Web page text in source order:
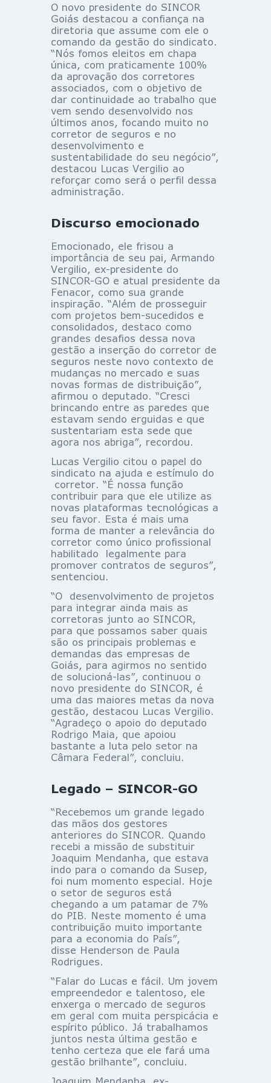
O novo presidente do SINCOR
Goiás destacou a confiança na
diretoria que assume com ele o
comando da gestão do sindicato.
“Nós fomos eleitos em chapa
única, com praticamente 100%
da aprovação dos corretores
associados, com o objetivo de
dar continuidade ao trabalho que
vem sendo desenvolvido nos
últimos anos, focando muito no
corretor de seguros e no
desenvolvimento e
sustentabilidade do seu negócio”,
destacou Lucas Vergilio ao
reforçar como será o perfil dessa
administração.
Discurso emocionado
Emocionado, ele frisou a
importância de seu pai, Armando
Vergilio, ex-presidente do
SINCOR-GO e atual presidente da
Fenacor, como sua grande
inspiração. “Além de prosseguir
com projetos bem-sucedidos e
consolidados, destaco como
grandes desafios dessa nova
gestão a inserção do corretor de
seguros neste novo contexto de
mudanças no mercado e suas
novas formas de distribuição”,
afirmou o deputado. “Cresci
brincando entre as paredes que
estavam sendo erguidas e que
sustentariam esta sede que
agora nos abriga”, recordou.
Lucas Vergilio citou o papel do
sindicato na ajuda e estímulo do
corretor. “É nossa função
contribuir para que ele utilize as
novas plataformas tecnológicas a
seu favor. Esta é mais uma
forma de manter a relevância do
corretor como único profissional
habilitado legalmente para
promover contratos de seguros”,
sentenciou.
“O desenvolvimento de projetos
para integrar ainda mais as
corretoras junto ao SINCOR,
para que possamos saber quais
são os principais problemas e
demandas das empresas de
Goiás, para agirmos no sentido
de solucioná-las”, continuou o
novo presidente do SINCOR, é
uma das maiores metas da nova
gestão, destacou Lucas Vergilio.
“Agradeço o apoio do deputado
Rodrigo Maia, que apoiou
bastante a luta pelo setor na
Câmara Federal”, concluiu.
Legado – SINCOR-GO
“Recebemos um grande legado
das mãos dos gestores
anteriores do SINCOR. Quando
recebi a missão de substituir
Joaquim Mendanha, que estava
indo para o comando da Susep,
foi num momento especial. Hoje
o setor de seguros está
chegando a um patamar de 7%
do PIB. Neste momento é uma
contribuição muito importante
para a economia do País”,
disse Henderson de Paula
Rodrigues.
“Falar do Lucas e fácil. Um jovem
empreendedor e talentoso, ele
enxerga o mercado de seguros
em geral com muita perspicácia e
espírito público. Já trabalhamos
juntos nesta última gestão e
tenho certeza que ele fará uma
gestão brilhante”, concluiu.